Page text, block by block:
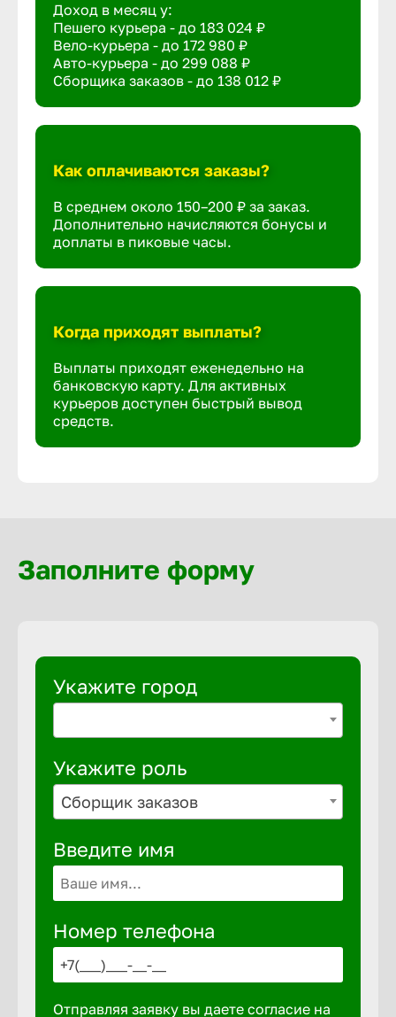
Доход в месяц у:
Пешего курьера - до 183 024 ₽
Вело-курьера - до 172 980 ₽
Авто-курьера - до 299 088 ₽
Сборщика заказов - до 138 012 ₽
Как оплачиваются заказы?
В среднем около 150–200 ₽ за заказ.
Дополнительно начисляются бонусы и
доплаты в пиковые часы.
Когда приходят выплаты?
Выплаты приходят еженедельно на
банковскую карту. Для активных
курьеров доступен быстрый вывод
средств.
Заполните форму
Укажите город
Укажите роль
Сборщик заказов
Введите имя
Номер телефона
Отправляя заявку вы даете согласие на